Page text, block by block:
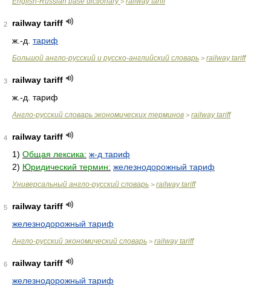
2
railway tariff
ж.-д. тариф
Большой англо-русский и русско-английский словарь > railway tariff
3
railway tariff
ж.-д. тариф
Англо-русский словарь экономических терминов > railway tariff
4
railway tariff
1) Общая лексика: ж-д тариф
2) Юридический термин: железнодорожный тариф
Универсальный англо-русский словарь > railway tariff
5
railway tariff
железнодорожный тариф
Англо-русский экономический словарь > railway tariff
6
railway tariff
железнодорожный тариф